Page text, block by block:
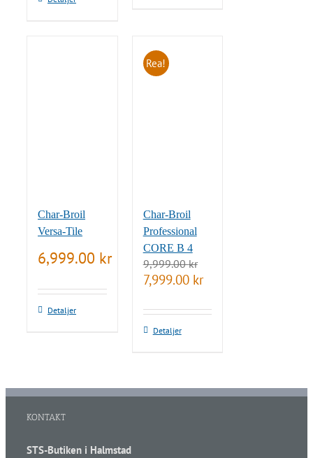
Char-Broil
Versa-Tile
6,999.00 kr
Detaljer
Rea!
Char-Broil
Professional
CORE B 4
9,999.00kr
Det
ursprungliga
var:
9,999.00 kr.
7,999.00 krDet
är:
Detaljer
KONTAKT
STS-Butiken i Halmstad